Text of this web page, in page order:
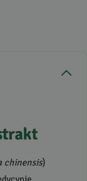
chinensis)